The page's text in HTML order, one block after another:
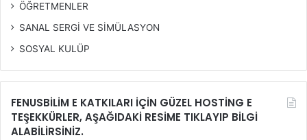
ÖĞRETMENLER
SANAL SERGİ VE SİMÜLASYON
SOSYAL KULÜP
FENUSBİLİM E KATKILARI İÇİN GÜZEL HOSTİNG E
TEŞEKKÜRLER, AŞAĞIDAKİ RESİME TIKLAYIP BİLGİ
ALABİLİRSİNİZ.